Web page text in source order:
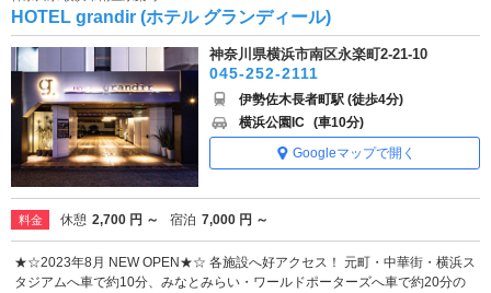
HOTEL grandir (ホテル グランディール)
神奈川県横浜市南区永楽町2-21-10
045-252-2111
伊勢佐木長者町駅 (徒歩4分)
横浜公園IC (車10分)
Googleマップで開く
料金 休憩 2,700 円 ～ 宿泊 7,000 円 ～
★☆2023年8月 NEW OPEN★☆ 各施設へ好アクセス！ 元町・中華街・横浜ス
タジアムへ車で約10分、みなとみらい・ワールドポーターズへ車で約20分の